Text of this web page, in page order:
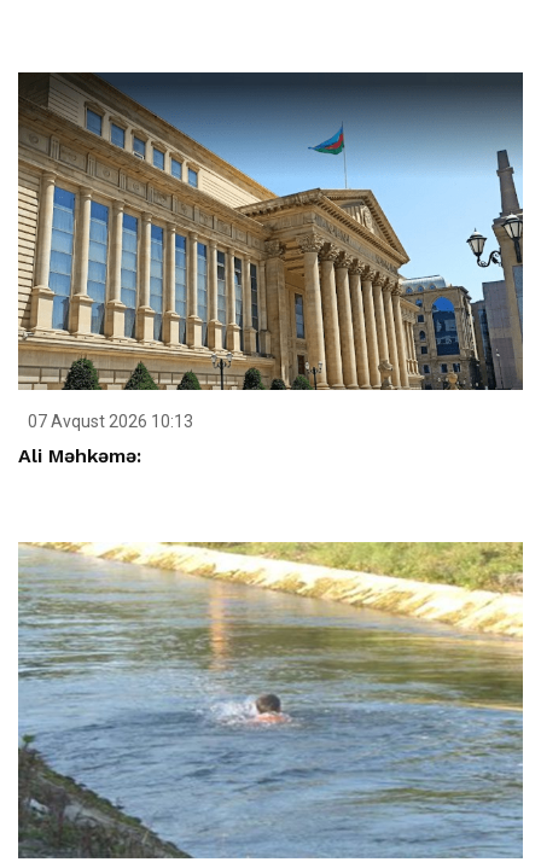
07 Avqust 2026 10:13
Ali Məhkəmə: